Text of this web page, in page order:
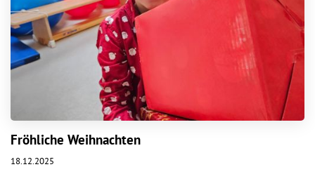
Fröhliche Weihnachten
18.12.2025